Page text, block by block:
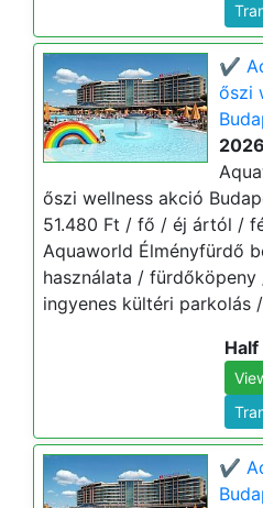
✔️
őszi
őszi wellness akció
51.480 Ft / fő / éj ártól /
Aquaworld Élményfürdő
használata /
ingyenes kültéri parkolás /
✔️